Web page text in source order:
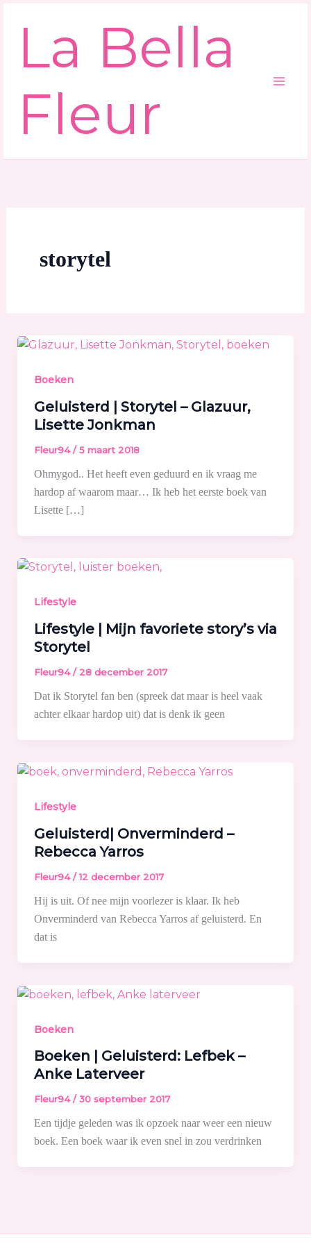
naar
inhoudLa Bella
Fleur
storytel
Boeken
Geluisterd | Storytel – Glazuur,
Lisette Jonkman
Fleur94/5 maart 2018
Ohmygod.. Het heeft even geduurd en ik vraag me
hardop af waarom maar… Ik heb het eerste boek van
Lisette […]
Lifestyle
Lifestyle | Mijn favoriete story’s via
Storytel
Fleur94/ 28 december 2017
Dat ik Storytel fan ben (spreek dat maar is heel vaak
achter elkaar hardop uit) dat is denk ik geen
Lifestyle
Geluisterd| Onverminderd –
Rebecca Yarros
Fleur94/12 december 2017
Hij is uit. Of nee mijn voorlezer is klaar. Ik heb
Onverminderd van Rebecca Yarros af geluisterd. En
dat is
Boeken
Boeken | Geluisterd: Lefbek –
Anke Laterveer
Fleur94/30 september 2017
Een tijdje geleden was ik opzoek naar weer een nieuw
boek. Een boek waar ik even snel in zou verdrinken